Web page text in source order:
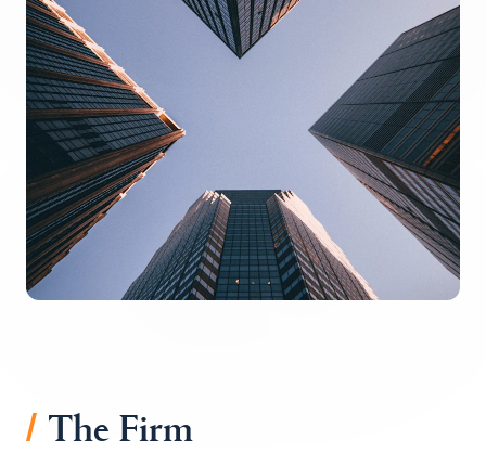
Cartera
Insights
Policy
Empleos
/ The Firm